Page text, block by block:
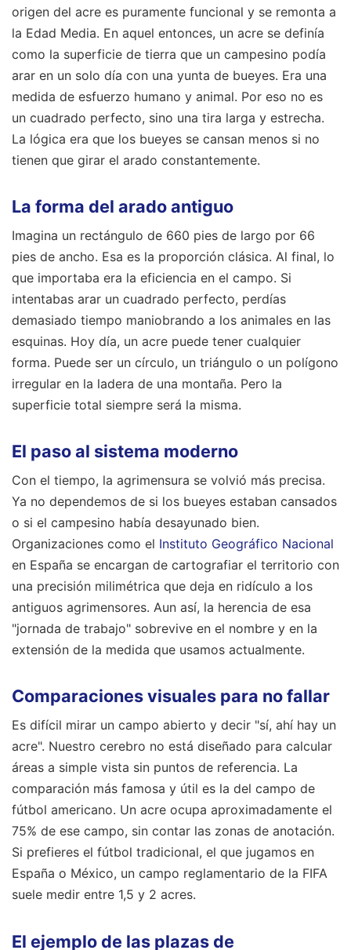
origen del acre es puramente funcional y se remonta a
la Edad Media. En aquel entonces, un acre se definía
como la superficie de tierra que un campesino podía
arar en un solo día con una yunta de bueyes. Era una
medida de esfuerzo humano y animal. Por eso no es
un cuadrado perfecto, sino una tira larga y estrecha.
La lógica era que los bueyes se cansan menos si no
tienen que girar el arado constantemente.
La forma del arado antiguo
Imagina un rectángulo de 660 pies de largo por 66
pies de ancho. Esa es la proporción clásica. Al final, lo
que importaba era la eficiencia en el campo. Si
intentabas arar un cuadrado perfecto, perdías
demasiado tiempo maniobrando a los animales en las
esquinas. Hoy día, un acre puede tener cualquier
forma. Puede ser un círculo, un triángulo o un polígono
irregular en la ladera de una montaña. Pero la
superficie total siempre será la misma.
El paso al sistema moderno
Con el tiempo, la agrimensura se volvió más precisa.
Ya no dependemos de si los bueyes estaban cansados
o si el campesino había desayunado bien.
Organizaciones como el Instituto Geográfico Nacional
en España se encargan de cartografiar el territorio con
una precisión milimétrica que deja en ridículo a los
antiguos agrimensores. Aun así, la herencia de esa
"jornada de trabajo" sobrevive en el nombre y en la
extensión de la medida que usamos actualmente.
Comparaciones visuales para no fallar
Es difícil mirar un campo abierto y decir "sí, ahí hay un
acre". Nuestro cerebro no está diseñado para calcular
áreas a simple vista sin puntos de referencia. La
comparación más famosa y útil es la del campo de
fútbol americano. Un acre ocupa aproximadamente el
75% de ese campo, sin contar las zonas de anotación.
Si prefieres el fútbol tradicional, el que jugamos en
España o México, un campo reglamentario de la FIFA
suele medir entre 1,5 y 2 acres.
El ejemplo de las plazas de